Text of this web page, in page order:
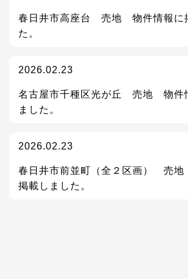
春日井市高座台 売地 物件情報に
た。
2026.02.23
名古屋市千種区光が丘 売地 物件
ました。
2026.02.23
春日井市前並町（全２区画） 売
掲載しました。